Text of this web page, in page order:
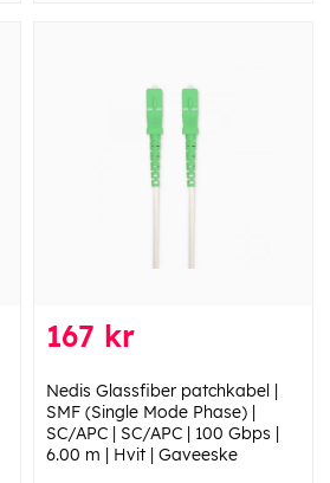
167 kr
Nedis Glassfiber patchkabel |
SMF (Single Mode Phase) |
SC/APC | SC/APC | 100 Gbps |
6.00 m | Hvit | Gaveeske